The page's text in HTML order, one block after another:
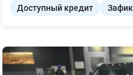
Доступный кредит